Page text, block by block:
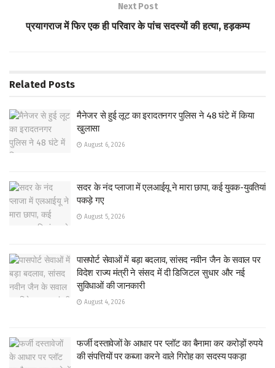
p
Next Post
प्रयागराज में फिर एक ही परिवार के पांच सदस्यों की हत्या, हड़कम्प
Related Posts
मैनेजर से हुई लूट का इरादतनगर पुलिस ने 48 घंटे में किया
खुलासा
August 6, 2026
सदर के नंद प्लाजा में एलआईयू ने मारा छापा, कई युवक-युवतियां
पकड़े गए
August 5, 2026
पासपोर्ट सेवाओं में बड़ा बदलाव, सांसद नवीन जैन के सवाल पर
विदेश राज्य मंत्री ने संसद में दी डिजिटल सुधार और नई
सुविधाओं की जानकारी
August 4, 2026
फर्जी दस्तावेजों के आधार पर प्लॉट का बैनामा कर करोड़ों रुपये
की संपत्तियों पर कब्जा करने वाले गिरोह का सदस्य पकड़ा